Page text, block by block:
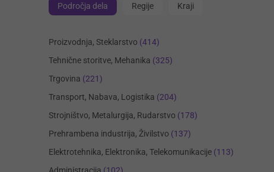
Področja dela Regije Kraji
Proizvodnja, Steklarstvo (414)
Tehnične storitve, Mehanika (325)
Trgovina (221)
Transport, Nabava, Logistika (204)
Strojništvo, Metalurgija, Rudarstvo (178)
Prehrambena industrija, Živilstvo (137)
Elektrotehnika, Elektronika, Telekomunikacije (113)
Administracija (102)